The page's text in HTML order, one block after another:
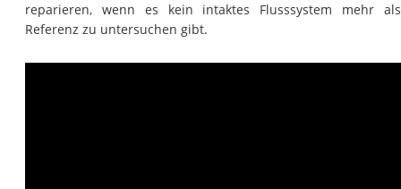
reparieren, wenn es kein intaktes Flusssystem mehr als
Referenz zu untersuchen gibt.